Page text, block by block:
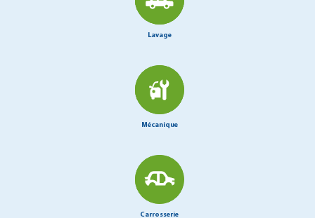
Lavage
Mécanique
Carrosserie